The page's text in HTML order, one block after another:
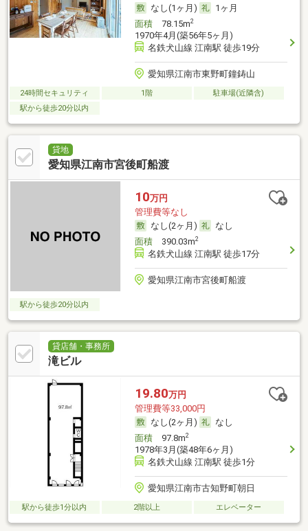
なし(1ヶ月)
1ヶ月
面積78.15m2
1970年4月(築56年5ヶ月)
名鉄犬山線 江南駅 徒歩19分
愛知県江南市東野町鐘鋳山
24時間セキュリティ 1階
駐車場(近隣含)
駅から徒歩20分以内
貸地
愛知県江南市宮後町船渡
10万円
管理費等なし
なし(2ヶ月)
なし
面積390.03m2
名鉄犬山線 江南駅 徒歩17分
愛知県江南市宮後町船渡
駅から徒歩20分以内
貸店舗・事務所
滝ビル
19.80万円
管理費等33,000円
なし(2ヶ月)
なし
面積97.8m2
1978年3月(築48年6ヶ月)
名鉄犬山線 江南駅 徒歩1分
愛知県江南市古知野町朝日
駅から徒歩1分以内 2階以上 エレベーター